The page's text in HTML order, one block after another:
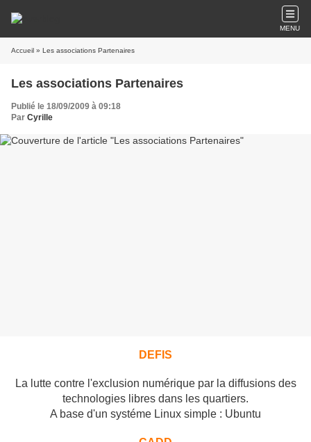
MENU
Accueil » Les associations Partenaires
Les associations Partenaires
Publié le 18/09/2009 à 09:18
Par Cyrille
DEFIS
La lutte contre l'exclusion numérique par la diffusions des
technologies libres dans les quartiers.
A base d'un systéme Linux simple : Ubuntu